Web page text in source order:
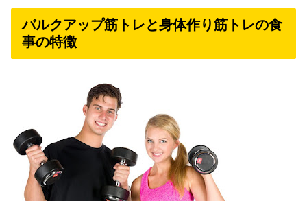
バルクアップ筋トレと身体作り筋トレの食
事の特徴